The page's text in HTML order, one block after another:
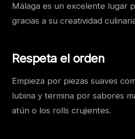
Málaga es un excelente lugar
gracias a su creatividad
Respeta el orden
Empieza por piezas suaves
lubina y termina por sabores
atún o los rolls crujientes.